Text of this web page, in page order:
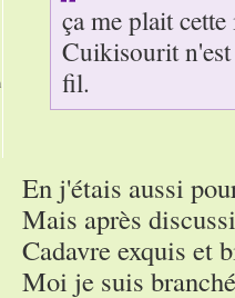
ça me plait
Cuikisourit n'est
fil.
En j'étais aussi
Mais après
Cadavre exquis et
Moi je suis